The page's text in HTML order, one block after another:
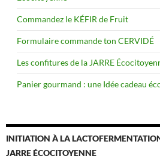
Commandez le KÉFIR de Fruit
Formulaire commande ton CERVIDÉ
Les confitures de la JARRE
Panier gourmand : une Idée cadeau
INITIATION À LA
JARRE ÉCOCITOYENNE